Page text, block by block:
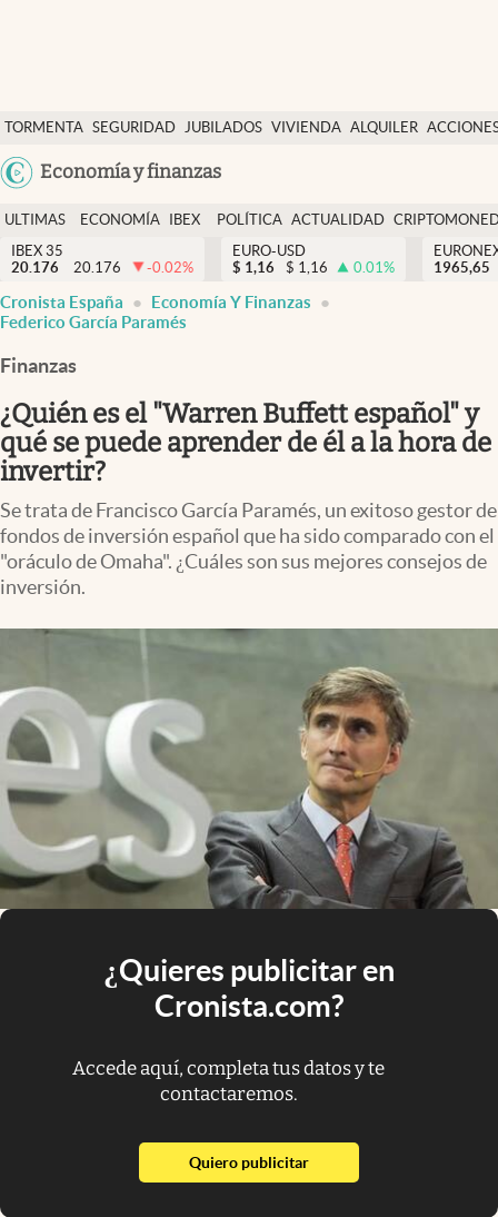
TORMENTA SEGURIDAD JUBILADOS VIVIENDA ALQUILER
USA
Economía y finanzas
Economía y finanzas
Política
Actualidad
Criptomonedas
España
ULTIMAS
NOTICIAS
ECONOMÍA
FINANZAS
IBEX
EURO
POLÍTICA ACTUALIDAD
IBEX 35
20.176
20.176 -0.02%
EURO-USD
$ 1,16 $ 1,16 0.01%
1965,65
Cronista España
Economía Y Finanzas
Federico García Paramés
Finanzas
¿Quién es el "Warren Buffett español" y
qué se puede aprender de él a la hora de
invertir?
Se trata de Francisco García Paramés, un exitoso gestor de
fondos de inversión español que ha sido comparado con el
"oráculo de Omaha". ¿Cuáles son sus mejores consejos de
inversión.
¿Quieres publicitar en
Cronista.com?
Accede aquí, completa tus datos y te
contactaremos.
Quiero publicitarabre en nueva pestaña